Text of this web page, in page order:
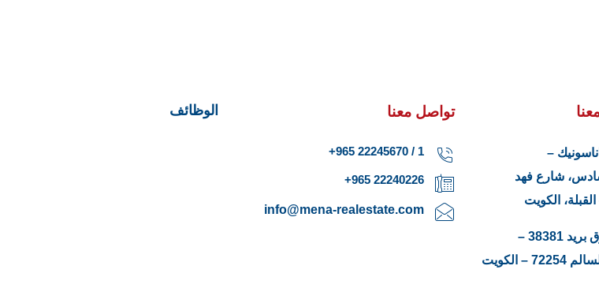
–
شارع فهد
الكويت
صندوق بريد 38381 –
– الكويت
تواصل معنا
1 / 22245670 965+
22240226 965+
info@mena-realestate.com
الوظائف